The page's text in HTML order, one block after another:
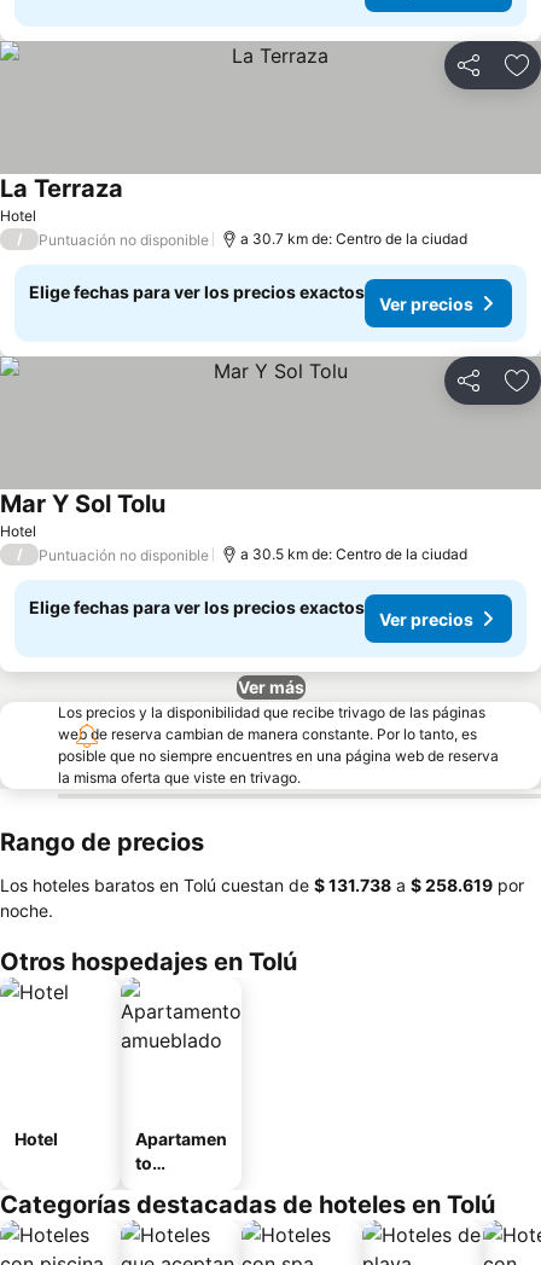
Compartir
Hotel
La Terraza
/ Puntuación no disponible a 30.7 km de: Centro de la ciudad
Elige fechas para ver los precios exactos
Ver precios
Compartir
Hotel
Mar Y Sol Tolu
/ Puntuación no disponible a 30.5 km de: Centro de la ciudad
Elige fechas para ver los precios exactos
Ver precios
Ver más
Los precios y la disponibilidad que recibe trivago de las páginas
web de reserva cambian de manera constante. Por lo tanto, es
posible que no siempre encuentres en una página web de reserva
la misma oferta que viste en trivago.
Rango de precios
Los hoteles baratos en Tolú cuestan de ‎$ 131.738 a ‎$ 258.619 por
noche.
Otros hospedajes en Tolú
Hotel
Apartamen
to
o
Categorías destacadas de hoteles en Tolú